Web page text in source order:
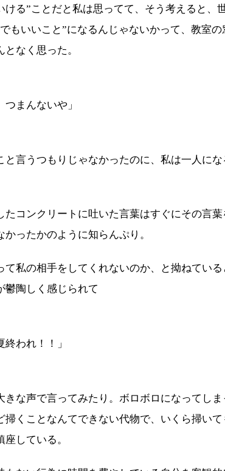
ける”ことだと私は思ってて、そう考えると、
もいいこと”になるんじゃないかって、教室
となく思った。
つまんないや」
と言うつもりじゃなかったのに、私は一人に
たコンクリートに吐いた言葉はすぐにその言葉
かったかのように知らんぷり。
て私の相手をしてくれないのか、と拗ねてい
鬱陶しく感じられて
終われ！！」
きな声で言ってみたり。ボロボロになってし
掃くことなんてできない代物で、いくら掃い
座している。